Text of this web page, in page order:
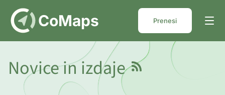
DE CoMaps Prenesi
Novice in izdaje